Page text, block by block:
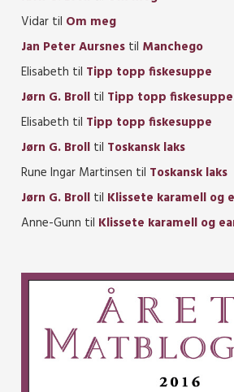
Vidar til Om meg
Jan Peter Aursnes til Manchego
Elisabeth til Tipp topp fiskesuppe
Jørn G. Broll til Tipp topp fiskesuppe
Elisabeth til Tipp topp fiskesuppe
Jørn G. Broll til Toskansk laks
Rune Ingar Martinsen til Toskansk laks
Jørn G. Broll til Klissete karamell og
Anne-Gunn til Klissete karamell og